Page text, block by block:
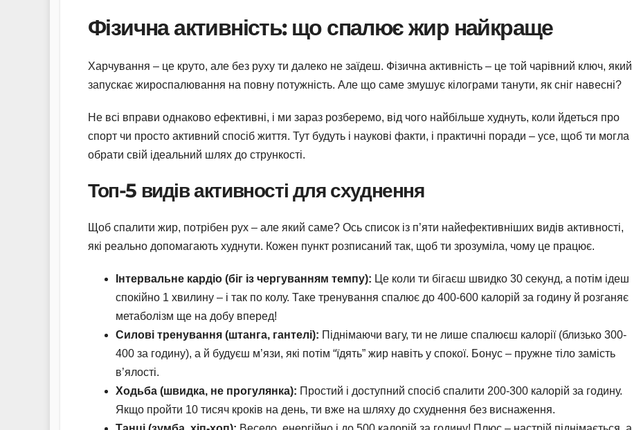
Фізична активність: що спалює жир найкраще
Харчування – це круто, але без руху ти далеко не заїдеш. Фізична активність – це той чарівний ключ, який
запускає жироспалювання на повну потужність. Але що саме змушує кілограми танути, як сніг навесні?
Не всі вправи однаково ефективні, і ми зараз розберемо, від чого найбільше худнуть, коли йдеться про
спорт чи просто активний спосіб життя. Тут будуть і наукові факти, і практичні поради – усе, щоб ти могла
обрати свій ідеальний шлях до стрункості.
Топ-5 видів активності для схуднення
Щоб спалити жир, потрібен рух – але який саме? Ось список із п’яти найефективніших видів активності,
які реально допомагають худнути. Кожен пункт розписаний так, щоб ти зрозуміла, чому це працює.
Інтервальне кардіо (біг із чергуванням темпу): Це коли ти бігаєш швидко 30 секунд, а потім ідеш
спокійно 1 хвилину – і так по колу. Таке тренування спалює до 400-600 калорій за годину й розганяє
метаболізм ще на добу вперед!
Силові тренування (штанга, гантелі): Піднімаючи вагу, ти не лише спалюєш калорії (близько 300-
400 за годину), а й будуєш м’язи, які потім “їдять” жир навіть у спокої. Бонус – пружне тіло замість
в’ялості.
Ходьба (швидка, не прогулянка): Простий і доступний спосіб спалити 200-300 калорій за годину.
Якщо пройти 10 тисяч кроків на день, ти вже на шляху до схуднення без виснаження.